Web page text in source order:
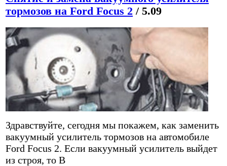
тормозов на Ford Focus 2 / 5.09
Здравствуйте, сегодня мы покажем, как заменить
вакуумный усилитель тормозов на автомобиле
Ford Focus 2. Если вакуумный усилитель выйдет
из строя, то В